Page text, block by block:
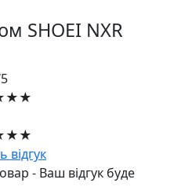
SHOEI NXR
відгук
- Ваш відгук буде